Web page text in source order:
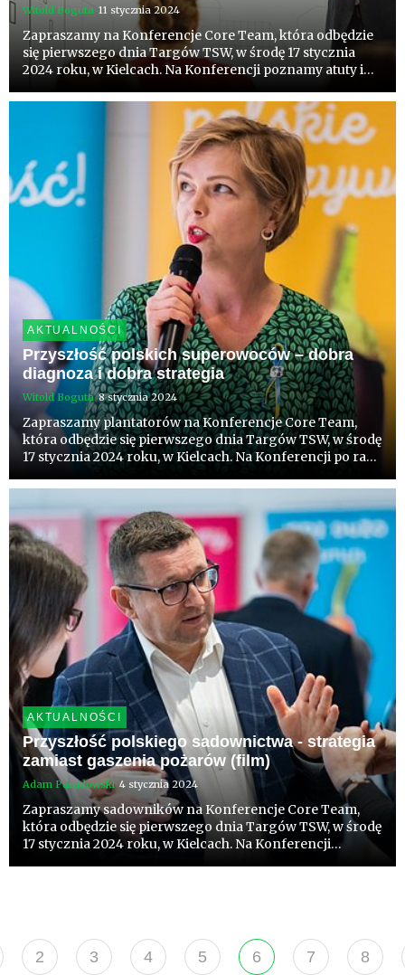
Witold Boguta 11 stycznia 2024
Zapraszamy na Konferencje Core Team, która odbędzie
się pierwszego dnia Targów TSW, w środę 17 stycznia
2024 roku, w Kielcach. Na Konferencji poznamy atuty i
zgodny z globalnymi trendami rynkowymi. Mimo iż w
AKTUALNOŚCI
Przyszłość polskich superowoców – dobra
diagnoza i dobra strategia
Witold Boguta 8 stycznia 2024
Zapraszamy plantatorów na Konferencje Core Team,
która odbędzie się pierwszego dnia Targów TSW, w środę
17 stycznia 2024 roku, w Kielcach. Na Konferencji po raz
stanu branży jagodowej w Polsce. Branża chce integracji
AKTUALNOŚCI
Przyszłość polskiego sadownictwa - strategia
zamiast gaszenia pożarów (film)
Adam Paradowski 4 stycznia 2024
Zapraszamy sadowników na Konferencje Core Team,
która odbędzie się pierwszego dnia Targów TSW, w środę
17 stycznia 2024 roku, w Kielcach. Na Konferencji
2 3 4 5 6 7 8